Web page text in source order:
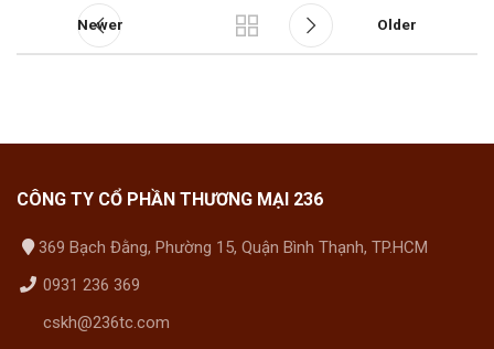
Newer Older
CÔNG TY CỔ PHẦN THƯƠNG MẠI 236
369 Bạch Đằng, Phường 15, Quận Bình Thạnh, TP.HCM
0931 236 369
cskh@236tc.com